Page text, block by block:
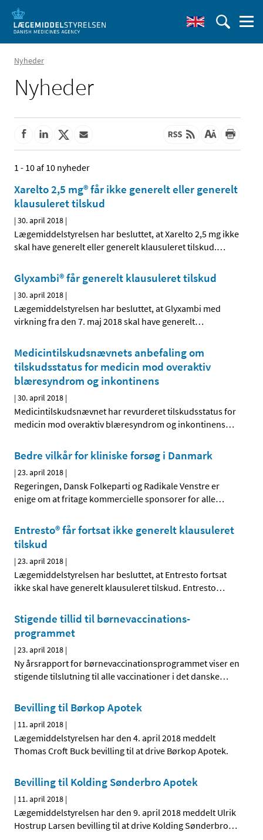
Nyheder
Nyheder
1 - 10 af 10 nyheder
Xarelto 2,5 mg® får ikke generelt eller generelt
klausuleret tilskud
|30. april 2018 |
Lægemiddelstyrelsen har besluttet, at Xarelto 2,5 mg ikke
skal have generelt eller generelt klausuleret tilskud.…
Glyxambi® får generelt klausuleret tilskud
|30. april 2018 |
Lægemiddelstyrelsen har besluttet, at Glyxambi med
virkning fra den 7. maj 2018 skal have generelt…
Medicintilskudsnævnets anbefaling om
tilskudsstatus for medicin mod overaktiv
blæresyndrom og inkontinens
|30. april 2018 |
Medicintilskudsnævnet har revurderet tilskudsstatus for
medicin mod overaktiv blæresyndrom og inkontinens…
Bedre vilkår for kliniske forsøg i Danmark
|23. april 2018 |
Regeringen, Dansk Folkeparti og Radikale Venstre er
enige om at fritage kommercielle sponsorer for alle…
Entresto® får fortsat ikke generelt klausuleret
tilskud
|23. april 2018 |
Lægemiddelstyrelsen har besluttet, at Entresto fortsat
ikke skal have generelt klausuleret tilskud. Entresto…
Stigende tillid til børnevaccinations-
programmet
|23. april 2018 |
Ny årsrapport for børnevaccinationsprogrammet viser en
stigende tilslutning til alle vaccinationer i det danske…
Bevilling til Børkop Apotek
| 11. april 2018 |
Lægemiddelstyrelsen har den 4. april 2018 meddelt
Thomas Croft Buck bevilling til at drive Børkop Apotek.
Bevilling til Kolding Sønderbro Apotek
| 11. april 2018 |
Lægemiddelstyrelsen har den 9. april 2018 meddelt Ulrik
Hostrup Larsen bevilling til at drive Kolding Sønderbro…